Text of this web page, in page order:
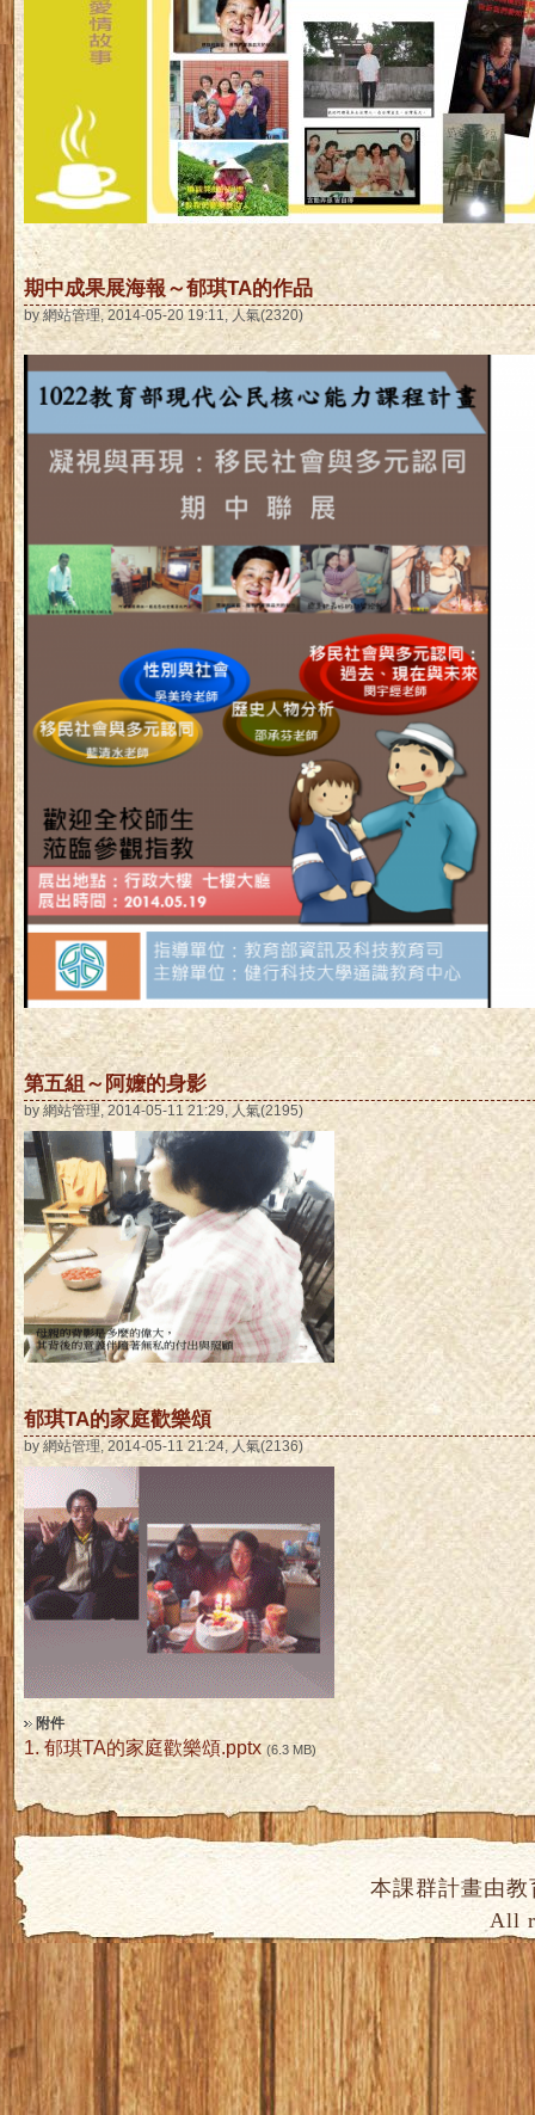
期中成果展海報～郁琪TA的作品
by 網站管理, 2014-05-20 19:11, 人氣(2320)
第五組～阿嬤的身影
by 網站管理, 2014-05-11 21:29, 人氣(2195)
郁琪TA的家庭歡樂頌
by 網站管理, 2014-05-11 21:24, 人氣(2136)
附件
1. 郁琪TA的家庭歡樂頌.pptx (6.3 MB)
本課群計畫由
All